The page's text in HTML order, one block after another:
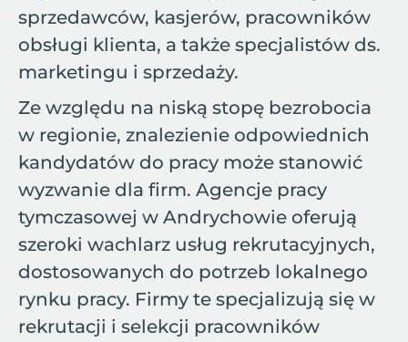
sprzedawców, kasjerów, pracowników
obsługi klienta, a także specjalistów ds.
marketingu i sprzedaży.
Ze względu na niską stopę bezrobocia
w regionie, znalezienie odpowiednich
kandydatów do pracy może stanowić
wyzwanie dla firm. Agencje pracy
tymczasowej w Andrychowie oferują
szeroki wachlarz usług rekrutacyjnych,
dostosowanych do potrzeb lokalnego
rynku pracy. Firmy te specjalizują się w
rekrutacji i selekcji pracowników